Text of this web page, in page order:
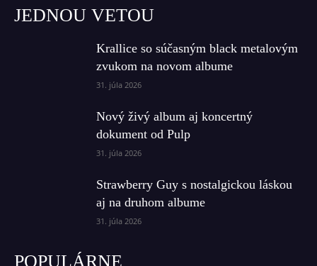
JEDNOU VETOU
Krallice so súčasným black metalovým
zvukom na novom albume
31. júla 2026
Nový živý album aj koncertný
dokument od Pulp
31. júla 2026
Strawberry Guy s nostalgickou láskou
aj na druhom albume
31. júla 2026
POPULÁRNE